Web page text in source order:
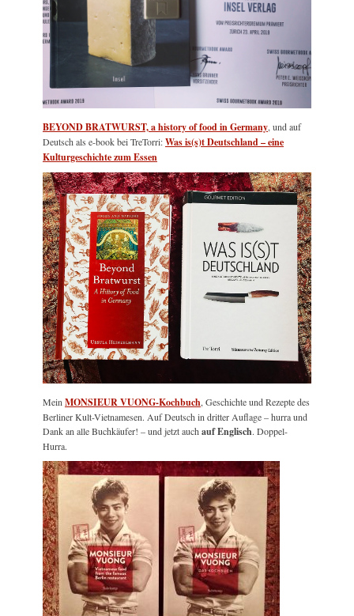
BEYOND BRATWURST, a history of food in Germany, und auf
Deutsch als e-book bei TreTorri:Was is(s)t Deutschland – eine
Kulturgeschichte zum Essen
MeinMONSIEUR VUONG-Kochbuch, Geschichte und Rezepte des
Berliner Kult-Vietnamesen. Auf Deutsch in dritter Auflage – hurra und
Dank an alle Buchkäufer! – und jetzt auchauf Englisch. Doppel-
Hurra.